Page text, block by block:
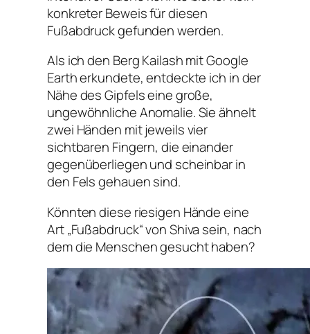
konkreter Beweis für diesen
Fußabdruck gefunden werden.
Als ich den Berg Kailash mit Google
Earth erkundete, entdeckte ich in der
Nähe des Gipfels eine große,
ungewöhnliche Anomalie. Sie ähnelt
zwei Händen mit jeweils vier
sichtbaren Fingern, die einander
gegenüberliegen und scheinbar in
den Fels gehauen sind.
Könnten diese riesigen Hände eine
Art „Fußabdruck“ von Shiva sein, nach
dem die Menschen gesucht haben?